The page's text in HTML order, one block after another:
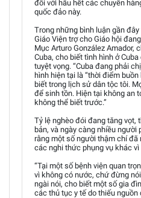
đối với hầu hết các chuyến
quốc đảo này.
Trong những bình luận gần
Giáo Viện trợ cho Giáo hội
Mục Arturo González Amador,
Cuba, cho biết tình hình ở
tuyệt vọng. “Cuba đang phải
hình hiện tại là “thời điểm
biết trong lịch sử dân tộc tôi.
để sinh tồn. Hiện tại không an
không thể biết trước.”
Tỷ lệ nghèo đói đang tăng vọt,
bản, và ngày càng nhiều
rằng một số người thậm chí đã
các nghi thức phụng vụ khác vì
“Tại một số bệnh viện quan
vì không có nước, chứ đừng
ngài nói, cho biết một số gia
các thủ tục y tế do thiếu nguồn